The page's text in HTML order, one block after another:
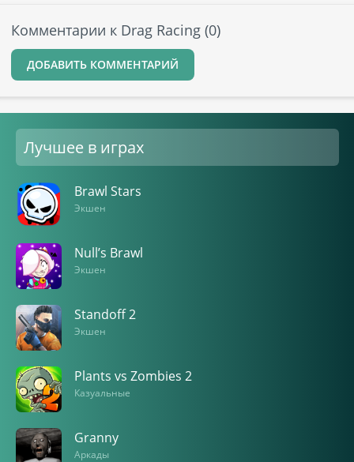
Комментарии к Drag Racing (0)
ДОБАВИТЬ КОММЕНТАРИЙ
Лучшее в играх
Brawl Stars
Экшен
Null’s Brawl
Экшен
Standoff 2
Экшен
Plants vs Zombies 2
Казуальные
Granny
Аркады